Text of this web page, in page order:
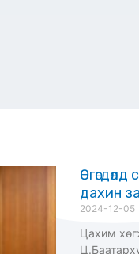
дахин
2024-12-05
Цахим